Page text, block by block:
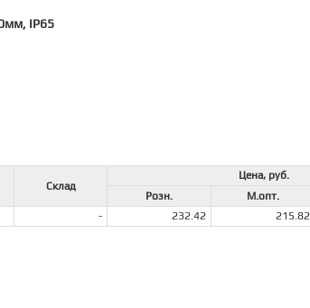
IP65
Склад
Цена, руб.
Розн. М.опт.
- 232.42 215.82